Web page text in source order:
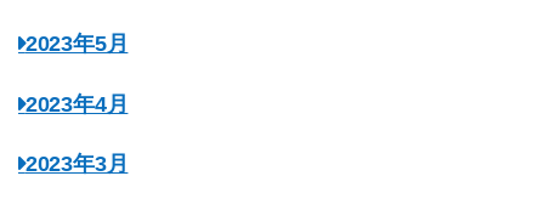
2023年5月
2023年4月
2023年3月